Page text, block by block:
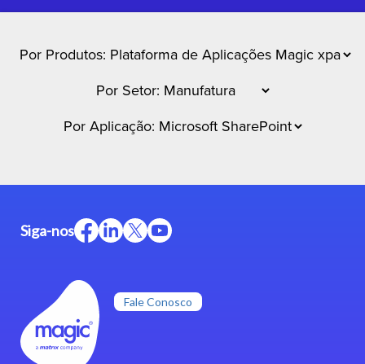
Fale Conosco
Siga-nos